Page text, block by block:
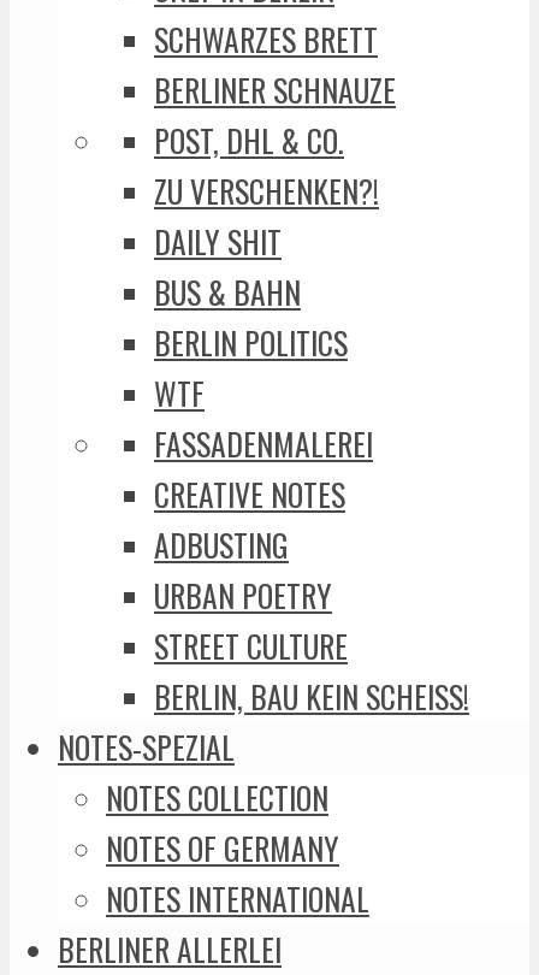
SCHWARZES BRETT
BERLINER SCHNAUZE
POST, DHL & CO.
ZU VERSCHENKEN?!
DAILY SHIT
BUS & BAHN
BERLIN POLITICS
WTF
FASSADENMALEREI
CREATIVE NOTES
ADBUSTING
URBAN POETRY
STREET CULTURE
BERLIN, BAU KEIN SCHEISS!
NOTES-SPEZIAL
NOTES COLLECTION
NOTES OF GERMANY
NOTES INTERNATIONAL
BERLINER ALLERLEI